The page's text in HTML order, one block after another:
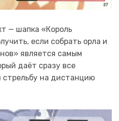
— шапка «Король
если собрать орла и
является самым
даёт сразу все
на дистанцию